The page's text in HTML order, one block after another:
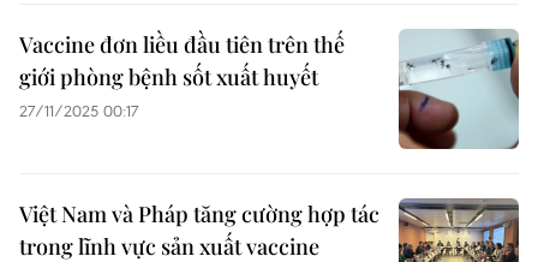
Vaccine đơn liều đầu tiên trên thế
giới phòng bệnh sốt xuất huyết
27/11/2025 00:17
Việt Nam và Pháp tăng cường hợp tác
trong lĩnh vực sản xuất vaccine